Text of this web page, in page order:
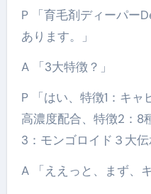
P 「育毛剤ディーパー
あります。」
A 「3大特徴？」
P 「はい、特徴1：キ
高濃度配合、特徴2：8
3：モンゴロイド３大伝
A 「ええっと、まず、